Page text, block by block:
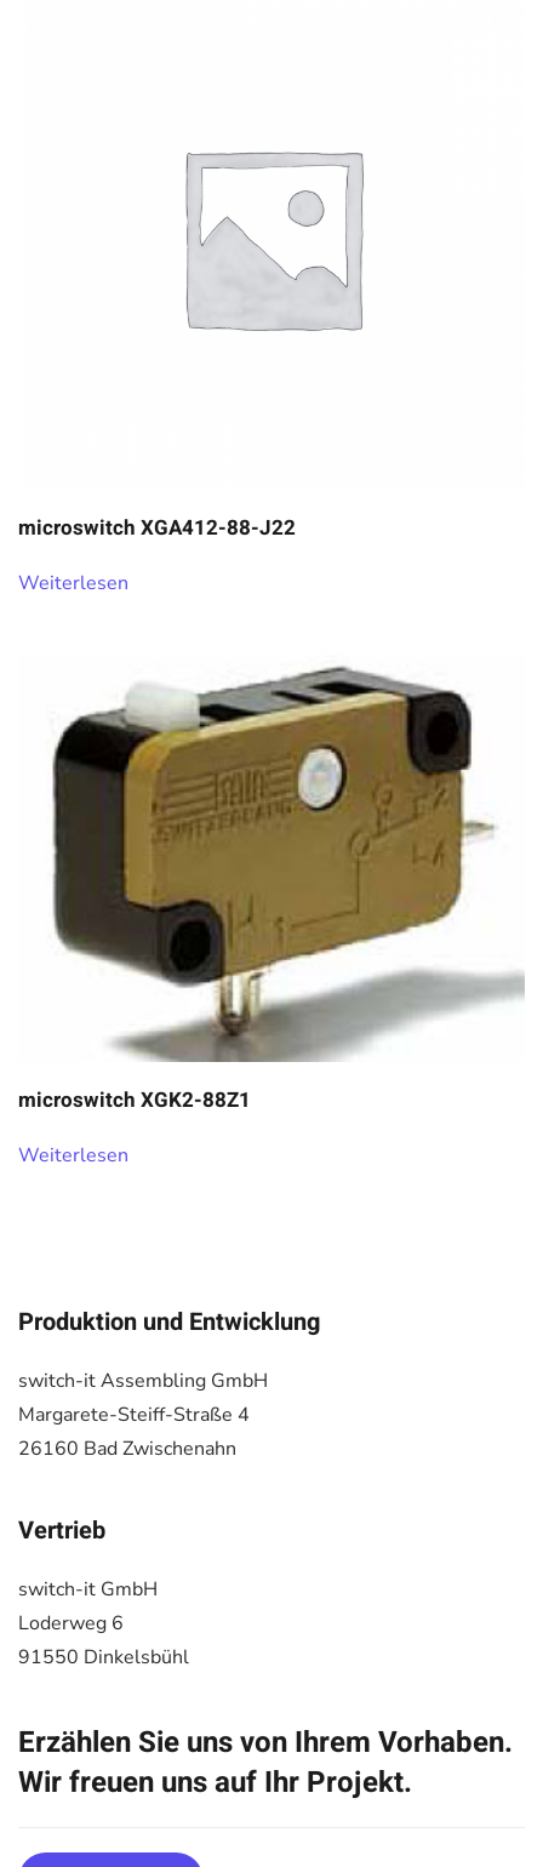
microswitch XGA412-88-J22
Weiterlesen
microswitch XGK2-88Z1
Weiterlesen
Produktion und Entwicklung
switch-it Assembling GmbH
Margarete-Steiff-Straße 4
26160 Bad Zwischenahn
Vertrieb
switch-it GmbH
Loderweg 6
91550 Dinkelsbühl
Erzählen Sie uns von Ihrem Vorhaben.
Wir freuen uns auf Ihr Projekt.